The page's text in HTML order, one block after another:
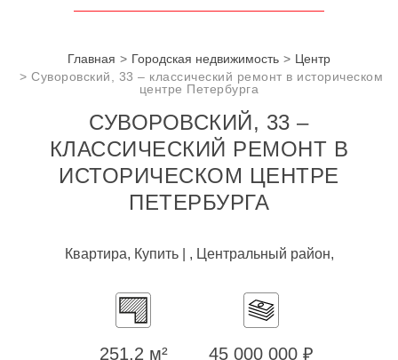
Главная Городская недвижимость
Центр
Суворовский, 33 – классический ремонт в историческом
центре Петербурга
СУВОРОВСКИЙ, 33 –
КЛАССИЧЕСКИЙ РЕМОНТ В
ИСТОРИЧЕСКОМ ЦЕНТРЕ
ПЕТЕРБУРГА
Квартира, Купить | , Центральный район,
251,2 м² 45 000 000 ₽